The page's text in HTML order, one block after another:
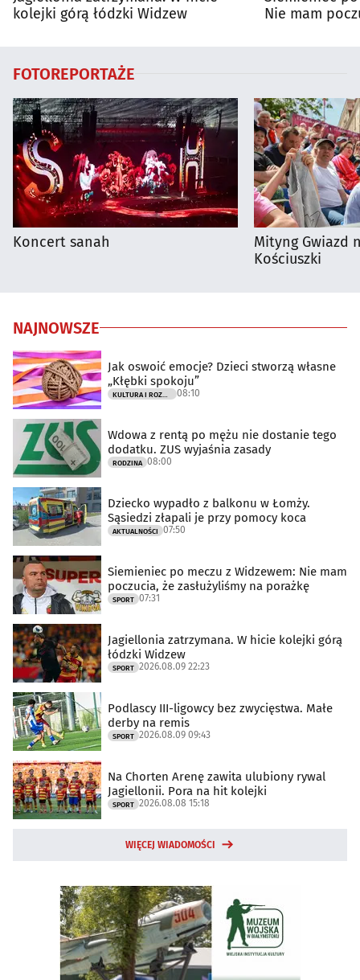
kolejki górą łódzki Widzew
Nie mam
FOTOREPORTAŻE
Koncert sanah
Mityng Gwiazd
Kościuszki
NAJNOWSZE
Jak oswoić emocje? Dzieci stworzą własne
„Kłębki spokoju”
KULTURA I ROZRYWKA 08:10
Wdowa z rentą po mężu nie dostanie tego
dodatku. ZUS wyjaśnia zasady
RODZINA 08:00
Dziecko wypadło z balkonu w Łomży.
Sąsiedzi złapali je przy pomocy koca
AKTUALNOŚCI 07:50
Siemieniec po meczu z Widzewem: Nie mam
poczucia, że zasłużyliśmy na porażkę
SPORT 07:31
Jagiellonia zatrzymana. W hicie kolejki górą
łódzki Widzew
SPORT 2026.08.09 22:23
Podlascy III-ligowcy bez zwycięstwa. Małe
derby na remis
SPORT 2026.08.09 09:43
Na Chorten Arenę zawita ulubiony rywal
Jagiellonii. Pora na hit kolejki
SPORT 2026.08.08 15:18
WIĘCEJ WIADOMOŚCI